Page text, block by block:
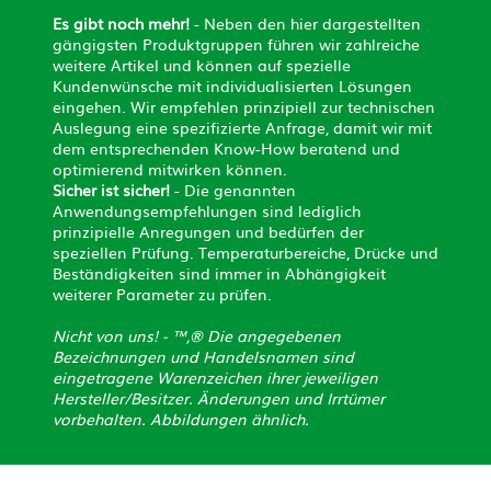
Es gibt noch mehr! - Neben den hier dargestellten
gängigsten Produktgruppen führen wir zahlreiche
weitere Artikel und können auf spezielle
Kundenwünsche mit individualisierten Lösungen
eingehen. Wir empfehlen prinzipiell zur technischen
Auslegung eine spezifizierte Anfrage, damit wir mit
dem entsprechenden Know-How beratend und
optimierend mitwirken können.
Sicher ist sicher! - Die genannten
Anwendungsempfehlungen sind lediglich
prinzipielle Anregungen und bedürfen der
speziellen Prüfung. Temperaturbereiche, Drücke und
Beständigkeiten sind immer in Abhängigkeit
weiterer Parameter zu prüfen.
Nicht von uns! - ™,® Die angegebenen
Bezeichnungen und Handelsnamen sind
eingetragene Warenzeichen ihrer jeweiligen
Hersteller/Besitzer. Änderungen und Irrtümer
vorbehalten. Abbildungen ähnlich.
Kanalspülschläuche und Kanalspültechnik
Schüttgut-, Abrasions- und pneumatische
Fördertechnik
Klauenkupplungen
Steckkupplungen
Flansche, Übergangsstücke und
Drehgelenke
Gummiplatten, Beläge und
Verschleißschutzplatten
Kompensatoren
Kugelhähne und Armaturen
Kleb-und Dichtstoffe,
Sprayprodukte